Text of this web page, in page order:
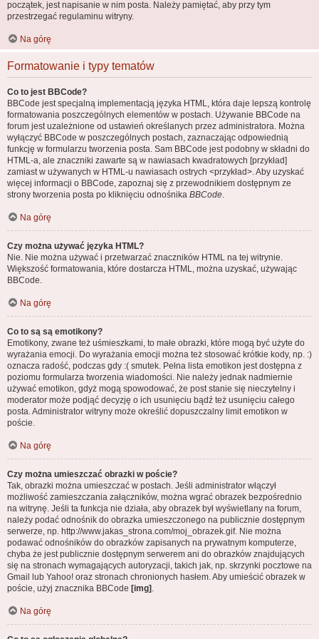
początek, jest napisanie w nim posta. Należy pamiętać, aby przy tym
przestrzegać regulaminu witryny.
Na górę
Formatowanie i typy tematów
Co to jest BBCode?
BBCode jest specjalną implementacją języka HTML, która daje lepszą kontrolę
formatowania poszczególnych elementów w postach. Używanie BBCode na
forum jest uzależnione od ustawień określanych przez administratora. Można
wyłączyć BBCode w poszczególnych postach, zaznaczając odpowiednią
funkcję w formularzu tworzenia posta. Sam BBCode jest podobny w składni do
HTML-a, ale znaczniki zawarte są w nawiasach kwadratowych [przykład]
zamiast w używanych w HTML-u nawiasach ostrych <przykład>. Aby uzyskać
więcej informacji o BBCode, zapoznaj się z przewodnikiem dostępnym ze
strony tworzenia posta po kliknięciu odnośnika BBCode.
Na górę
Czy można używać języka HTML?
Nie. Nie można używać i przetwarzać znaczników HTML na tej witrynie.
Większość formatowania, które dostarcza HTML, można uzyskać, używając
BBCode.
Na górę
Co to są są emotikony?
Emotikony, zwane też uśmieszkami, to małe obrazki, które mogą być użyte do
wyrażania emocji. Do wyrażania emocji można też stosować krótkie kody, np. :)
oznacza radość, podczas gdy :( smutek. Pełna lista emotikon jest dostępna z
poziomu formularza tworzenia wiadomości. Nie należy jednak nadmiernie
używać emotikon, gdyż mogą spowodować, że post stanie się nieczytelny i
moderator może podjąć decyzję o ich usunięciu bądź też usunięciu całego
posta. Administrator witryny może określić dopuszczalny limit emotikon w
poście.
Na górę
Czy można umieszczać obrazki w poście?
Tak, obrazki można umieszczać w postach. Jeśli administrator włączył
możliwość zamieszczania załączników, można wgrać obrazek bezpośrednio
na witrynę. Jeśli ta funkcja nie działa, aby obrazek był wyświetlany na forum,
należy podać odnośnik do obrazka umieszczonego na publicznie dostępnym
serwerze, np. http://www.jakas_strona.com/moj_obrazek.gif. Nie można
podawać odnośników do obrazków zapisanych na prywatnym komputerze,
chyba że jest publicznie dostępnym serwerem ani do obrazków znajdujących
się na stronach wymagających autoryzacji, takich jak, np. skrzynki pocztowe na
Gmail lub Yahoo! oraz stronach chronionych hasłem. Aby umieścić obrazek w
poście, użyj znacznika BBCode [img] .
Na górę